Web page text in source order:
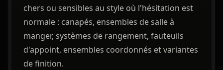
chers ou sensibles au style où l'hésitation est
normale : canapés, ensembles de salle à
manger, systèmes de rangement, fauteuils
d'appoint, ensembles coordonnés et variantes
de finition.